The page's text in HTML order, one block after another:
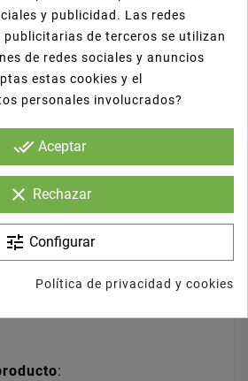
cm –
ecológica
más
kraftde 9x5x4 cm es perfecta
porciones,
combina estética natural
:
y publicidad. Las redes
publicitarias de terceros se utilizan
de redes sociales y anuncios
estas cookies y el
personales involucrados?
done_all Aceptar
clear Rechazar
tune Configurar
Política de privacidad y cookies